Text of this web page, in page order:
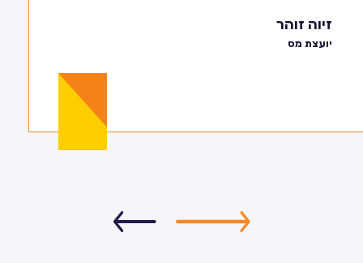
זיוה זוהר
יועצת מס